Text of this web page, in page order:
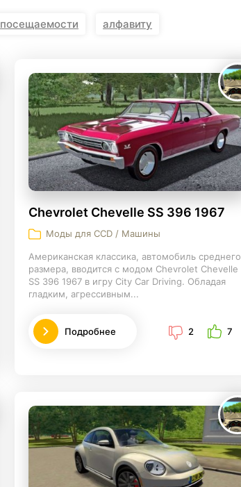
DELIVERANCE
посещаемости алфавиту
Chevrolet Chevelle SS 396 1967
Моды для CCD / Машины
Американская классика, автомобиль среднего
размера, вводится с модом Chevrolet Chevelle
SS 396 1967 в игру City Car Driving. Обладая
гладким, агрессивным...
Подробнее 2 7